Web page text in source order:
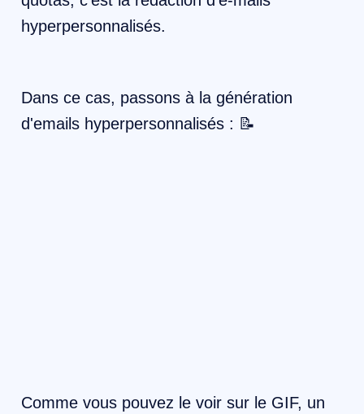
hyperpersonnalisés.
Dans ce cas, passons à la génération
d'emails hyperpersonnalisés : 📝
Comme vous pouvez le voir sur le GIF, un